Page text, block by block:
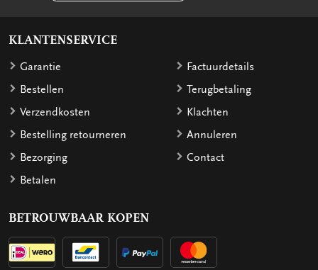
KLANTENSERVICE
Garantie
Bestellen
Verzendkosten
Bestelling retourneren
Bezorging
Betalen
Factuurdetails
Terugbetaling
Klachten
Annuleren
Contact
BETROUWBAAR KOPEN